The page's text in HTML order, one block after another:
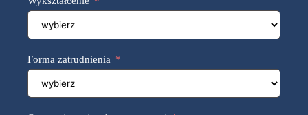
a
d
+
4
8
Forma zatrudnienia